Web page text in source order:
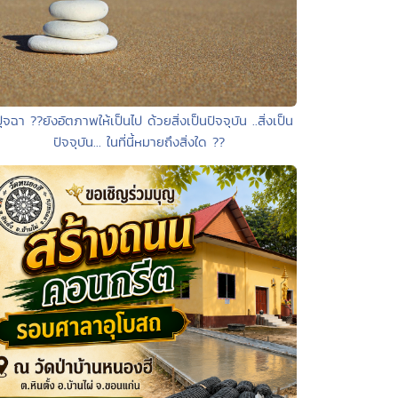
ฉา ??ยังอัตภาพให้เป็นไป ด้วยสิ่งเป็นปัจจุบัน ..สิ่งเป็น
ปัจจุบัน... ในที่นี้หมายถึงสิ่งใด ??